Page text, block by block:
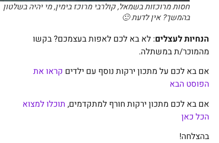
חסות מרוכזות בשמאל, קולרבי מרוכז בימין, מי יהיה בשלטון
בהמשך? אין לדעת 🙂
הנחיות לעצלים: לא בא לכם לאפות בעצמכם? בקשו
מהמוכר/ת במשתלה.
אם בא לכם על מתכון ירקות נוסף עם ילדיםקראו את
הפוסט הבא
אם בא לכם מתכון ירקות חורף למתקדמים,תוכלו למצוא
הכל כאן
בהצלחה!